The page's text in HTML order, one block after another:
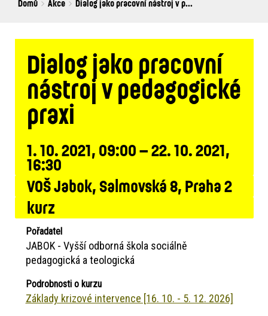
Breadcrumbs
You
Domů Akce Dialog jako pracovní nástroj v p...
Dialog jako pracovní
nástroj v pedagogické
praxi
1. 10. 2021, 09:00 – 22. 10. 2021,
16:30
VOŠ Jabok, Salmovská 8, Praha 2
kurz
Pořadatel
JABOK - Vyšší odborná škola sociálně
pedagogická a teologická
Podrobnosti o kurzu
Základy krizové intervence [16. 10. - 5. 12. 2026]